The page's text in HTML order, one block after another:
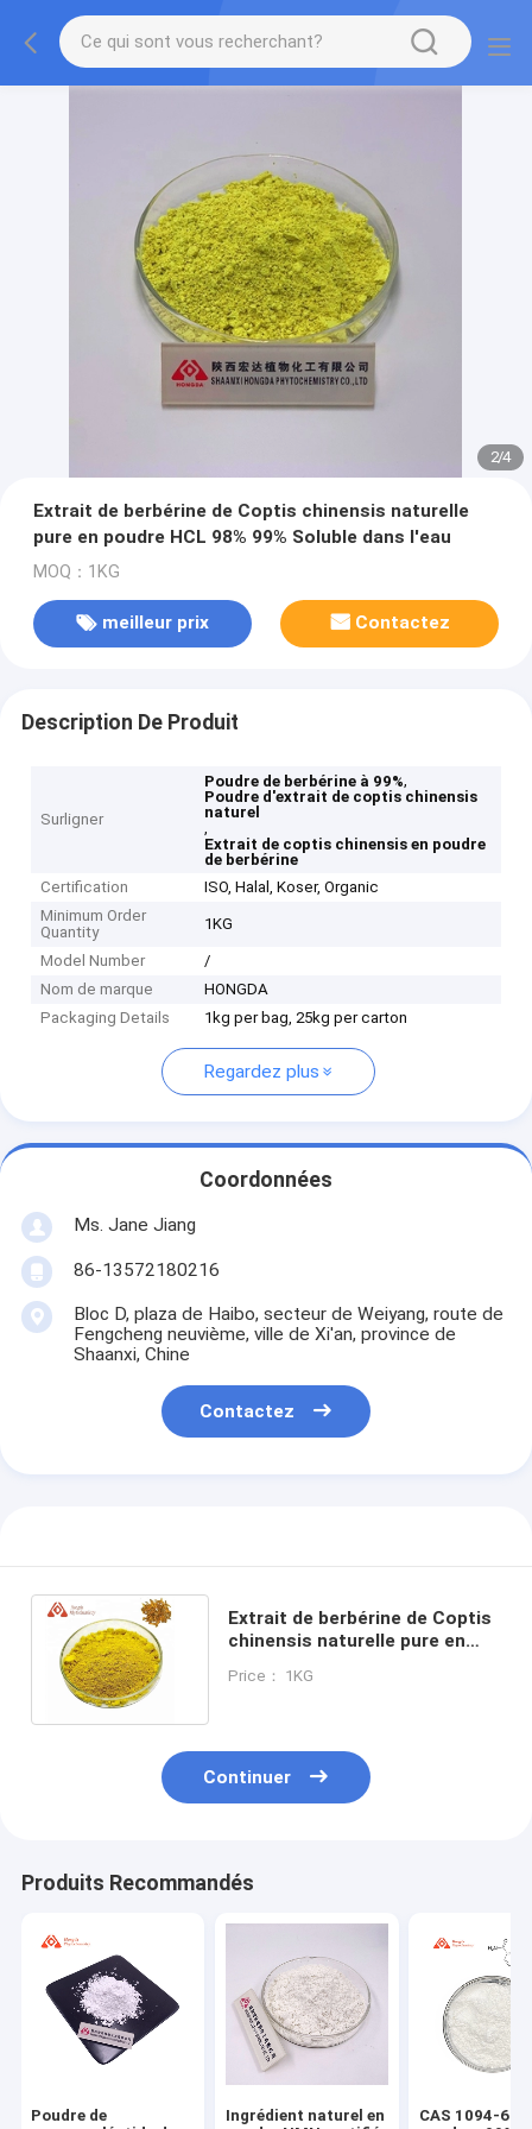
2/4
Extrait de berbérine de Coptis chinensis naturelle
pure en poudre HCL 98% 99% Soluble dans l'eau
MOQ：1KG
meilleur prix Contactez
Description De Produit
Surligner
Poudre de berbérine à 99%,
Poudre d'extrait de coptis chinensis
naturel
,
Extrait de coptis chinensis en poudre
de berbérine
Certification
ISO, Halal, Koser, Organic
Minimum Order
Quantity
1KG
Model Number
/
Nom de marque
HONGDA
Packaging Details
1kg per bag, 25kg per carton
Regardez plus
Coordonnées
Ms. Jane Jiang
86-13572180216
Bloc D, plaza de Haibo, secteur de Weiyang, route de
Fengcheng neuvième, ville de Xi'an, province de
Shaanxi, Chine
Contactez
Extrait de berbérine de Coptis
chinensis naturelle pure en
dans l'eau
Price： 1KG
Continuer
Produits Recommandés
Poudre de
Ingrédient naturel en
CAS 1094-61-